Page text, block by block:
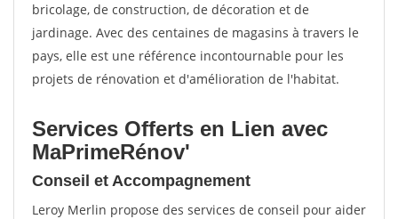
bricolage, de construction, de décoration et de
jardinage. Avec des centaines de magasins à travers le
pays, elle est une référence incontournable pour les
projets de rénovation et d'amélioration de l'habitat.
Services Offerts en Lien avec
MaPrimeRénov'
Conseil et Accompagnement
Leroy Merlin propose des services de conseil pour aider